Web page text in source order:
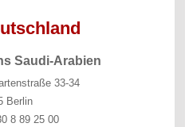
Saudi-Arabien
33-34
Berlin
8 89 25 00